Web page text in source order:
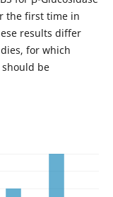
the first time in
results differ
for which
be